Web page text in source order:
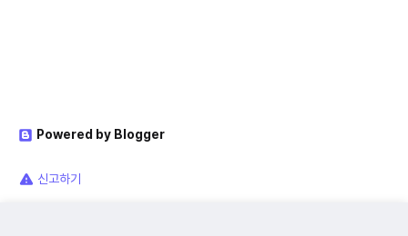
Powered by Blogger
신고하기